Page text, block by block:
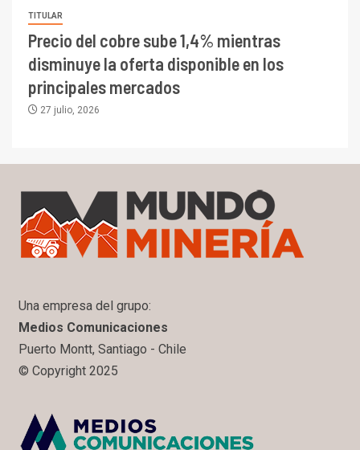
TITULAR
Precio del cobre sube 1,4% mientras
disminuye la oferta disponible en los
principales mercados
27 julio, 2026
Una empresa del grupo:
Medios Comunicaciones
Puerto Montt, Santiago - Chile
© Copyright 2025